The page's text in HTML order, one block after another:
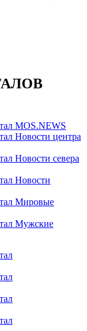
MOS.NEWS
Новости центра
Новости севера
Новости
Мировые
Мужские